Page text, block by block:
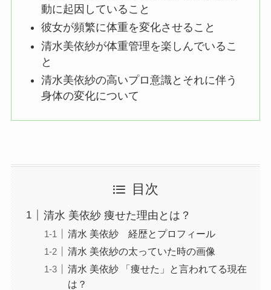
動に起因していること
彼女が頻繁に体重を変化させること
清水美依紗が体重管理を楽しんでいるこ
と
清水美依紗の高いプロ意識とそれに伴う
身体の変化について
目次
清水 美依紗 痩せた理由とは？
清水 美依紗 経歴とプロフィール
清水 美依紗の太っていた時の画像
清水 美依紗 「痩せた」と言われてる現在
は？